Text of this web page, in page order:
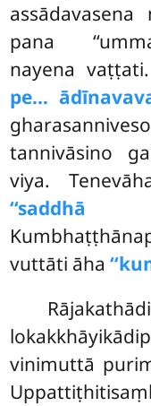
pana
nayena
pe…
tannivāsino
viya.
‘‘saddhā
vuttāti āha
vinimuttā